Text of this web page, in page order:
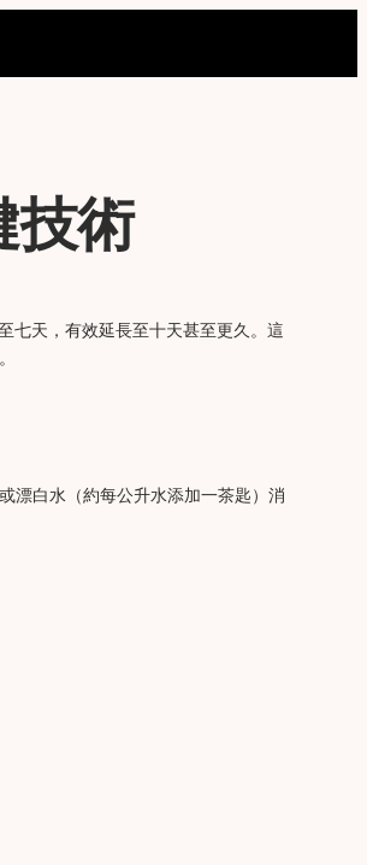
技術
七天，有效延長至十天甚至更久。這
漂白水（約每公升水添加一茶匙）消